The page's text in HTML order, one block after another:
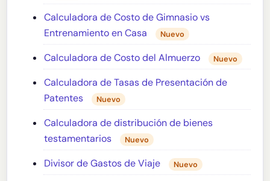
Calculadora de Costo de Gimnasio vs
Entrenamiento en Casa
Nuevo
Calculadora de Costo del Almuerzo Nuevo
Calculadora de Tasas de Presentación de
Patentes
Nuevo
Calculadora de distribución de bienes
testamentarios
Nuevo
Divisor de Gastos de Viaje Nuevo